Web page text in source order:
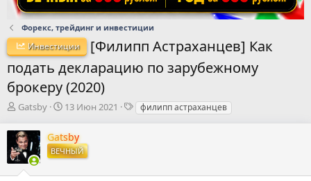
Форекс, трейдинг и инвестиции
Инвестиции
[Филипп Астраханцев] Как
подать декларацию по зарубежному
брокеру (2020)
А
т
о
р
Gatsby
Д
т
а
н
13 Июн 2021
Тфилипп астраханцев
Gatsby
ВЕЧНЫЙ